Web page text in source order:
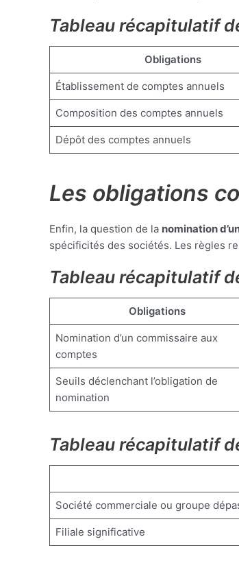
Tableau récapitulatif
Obligations
Établissement de comptes annuels
Composition des comptes annuels
Dépôt des comptes annuels
Les obligations
Enfin, la question de la nomination
spécificités des sociétés. Les règles
Tableau récapitulatif
Obligations
Nomination d’un commissaire aux
comptes
Seuils déclenchant l’obligation de
nomination
Tableau récapitulatif
Société commerciale ou groupe
Filiale significative